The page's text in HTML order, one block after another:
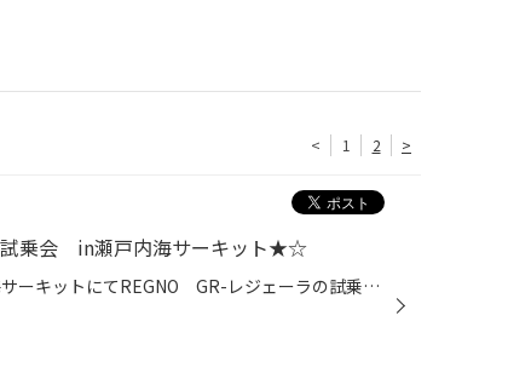
< 1 2 >
乗会 in瀬戸内海サーキット★☆
みなさんこんにちは♪♪ 先日瀬戸内海サーキットにてREGNO GR-レジェーラの試乗会に行ってまいりました♪♪ 試乗させてもらったのは 【GR-レジェーラ】【EP１５０(純正装着タイヤ)】【ネクストリー】 の３種類です!!『デイズ』 松山から車を走らせるこ約１時間・・・・到着しました＼(＾▽＾)／ この時...